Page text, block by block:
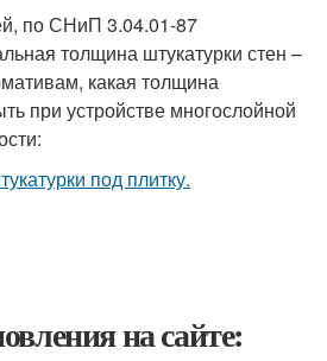
по СНиП 3.04.01-87
толщина штукатурки стен –
какая толщина
при устройстве многослойной
на сайте: